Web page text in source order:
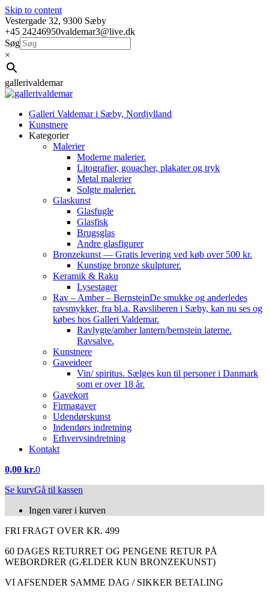
Skip to content
Vestergade 32, 9300 Sæby
+45 24246950valdemar3@live.dk
Søg
×
gallerivaldemar
Galleri Valdemar i Sæby, Nordjylland
Kunstnere
Kategorier
Malerier
Moderne malerier.
Litografier, gouacher, plakater og tryk
Metal malerier
Solgte malerier.
Glaskunst
Glasfugle
Glasfisk
Brugsglas
Andre glasfigurer
Bronzekunst — Gratis levering ved køb over 500 kr.
Kunstige bronze skulpturer.
Keramik & Raku
Lysestager
Rav – Amber – BernsteinDe smukke og anderledes
ravsmykker, fra bl.a. Ravsliberen i Sæby, kan nu ses og
købes hos Galleri Valdemar.
Ravlygte/amber lantern/bernstein laterne.
Ravsalve.
Kunstnere
Gaveideer
Vin/ spiritus. Sælges kun til personer i Danmark
som er over 18 år.
Gavekort
Firmagaver
Udendørskunst
Indendørs indretning
Erhvervsindretning
Kontakt
0,00 kr.0
Se kurvGå til kassen
Ingen varer i kurven
FRI FRAGT OVER KR. 499
60 DAGES RETURRET OG PENGENE RETUR PÅ
WEBORDRER (GÆLDER KUN BRONZEKUNST)
VI AFSENDER SAMME DAG / SIKKER BETALING